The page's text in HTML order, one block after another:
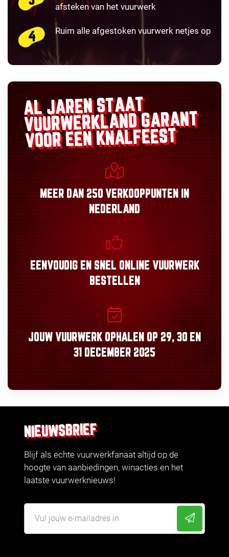
afsteken van het vuurwerk
Ruim alle afgestoken vuurwerk netjes op
AL JAREN STAAT
VUURWERKLANDGARANT
VOOR EEN KNALFEEST
MEER DAN 250 VERKOOPPUNTEN IN
NEDERLAND
EENVOUDIGEN SNEL ONLINE VUURWERK
BESTELLEN
JOUW VUURWERK OPHALEN OP 29, 30 EN
31 DECEMBER 2025
NIEUWSBRIEF
Blijf als echte vuurwerkfanaat altijd op de
hoogte van aanbiedingen, winacties en het
laatste vuurwerknieuws!